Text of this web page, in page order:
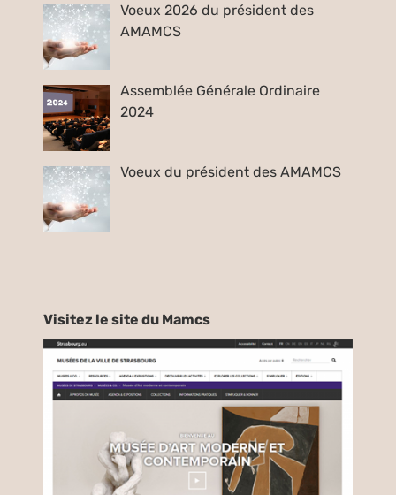
Voeux 2026 du président des
AMAMCS
Assemblée Générale Ordinaire
2024
Voeux du président des AMAMCS
Visitez le site du Mamcs